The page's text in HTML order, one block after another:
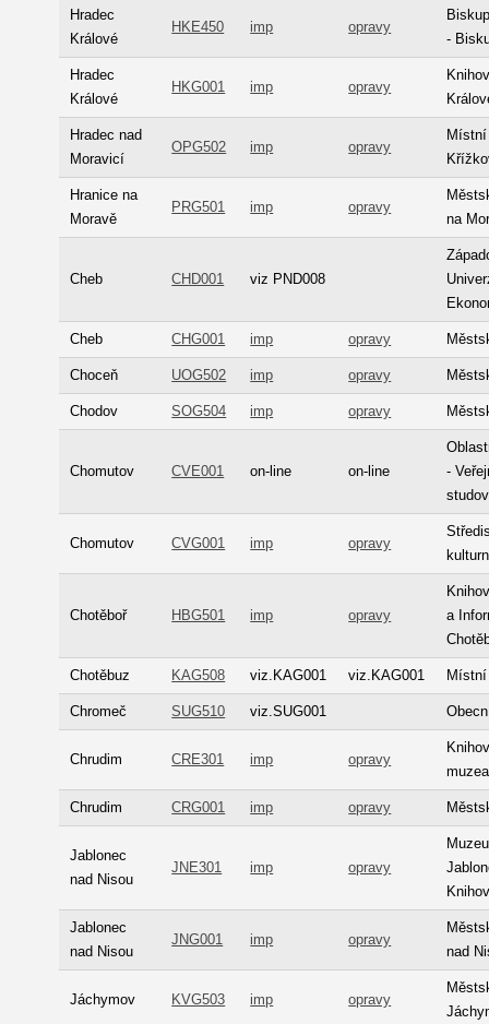
Hradec
Králové
HKE450 imp opravy
-
Hradec
Králové
HKG001 imp opravy
Hradec nad
Moravicí
OPG502 imp opravy
Hranice na
Moravě
PRG501 imp opravy
na
Cheb CHD001 viz PND008
Cheb CHG001 imp opravy
Choceň UOG502 imp opravy
Chodov SOG504 imp opravy
Chomutov CVE001 on-line on-line
-
Chomutov CVG001 imp opravy
Chotěboř HBG501 imp opravy
a
Chotěbuz KAG508 viz.KAG001 viz.KAG001
Chromeč SUG510 viz.SUG001
Chrudim CRE301 imp opravy
Chrudim CRG001 imp opravy
Jablonec
nad Nisou
JNE301 imp opravy
Jablonec
nad Nisou
JNG001 imp opravy
nad
Jáchymov KVG503 imp opravy